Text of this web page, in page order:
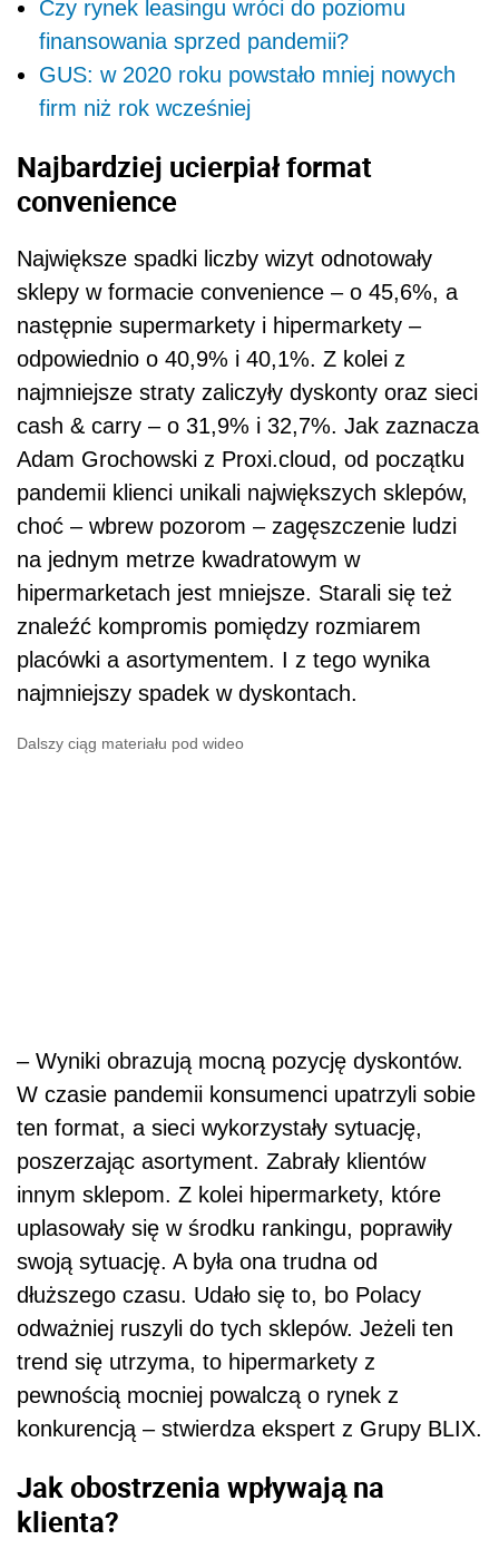
Czy rynek leasingu wróci do poziomu
finansowania sprzed pandemii?
GUS: w 2020 roku powstało mniej nowych
firm niż rok wcześniej
Najbardziej ucierpiał format
convenience
Największe spadki liczby wizyt odnotowały
sklepy w formacie convenience – o 45,6%, a
następnie supermarkety i hipermarkety –
odpowiednio o 40,9% i 40,1%. Z kolei z
najmniejsze straty zaliczyły dyskonty oraz sieci
cash & carry – o 31,9% i 32,7%. Jak zaznacza
Adam Grochowski z Proxi.cloud, od początku
pandemii klienci unikali największych sklepów,
choć – wbrew pozorom – zagęszczenie ludzi
na jednym metrze kwadratowym w
hipermarketach jest mniejsze. Starali się też
znaleźć kompromis pomiędzy rozmiarem
placówki a asortymentem. I z tego wynika
najmniejszy spadek w dyskontach.
Dalszy ciąg materiału pod wideo
– Wyniki obrazują mocną pozycję dyskontów.
W czasie pandemii konsumenci upatrzyli sobie
ten format, a sieci wykorzystały sytuację,
poszerzając asortyment. Zabrały klientów
innym sklepom. Z kolei hipermarkety, które
uplasowały się w środku rankingu, poprawiły
swoją sytuację. A była ona trudna od
dłuższego czasu. Udało się to, bo Polacy
odważniej ruszyli do tych sklepów. Jeżeli ten
trend się utrzyma, to hipermarkety z
pewnością mocniej powalczą o rynek z
konkurencją – stwierdza ekspert z Grupy BLIX.
Jak obostrzenia wpływają na
klienta?